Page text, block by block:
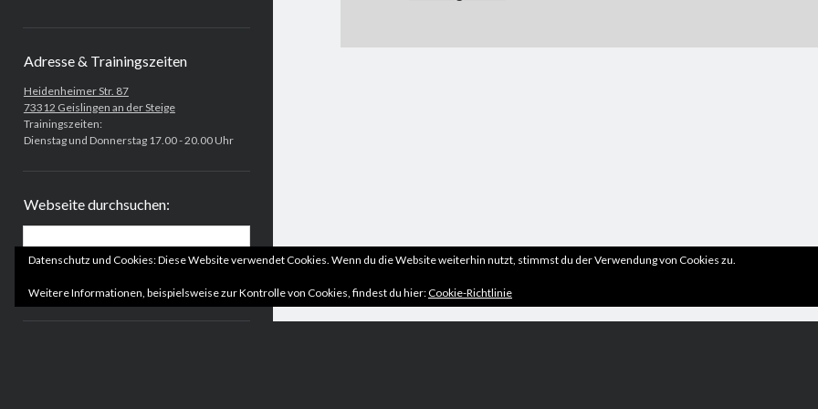
Adresse & Trainingszeiten
Heidenheimer Str. 87
73312 Geislingen an der Steige
Trainingszeiten:
Dienstag und Donnerstag 17.00 - 20.00 Uhr
Webseite durchsuchen:
Datenschutz und Cookies: Diese Website verwendet Cookies. Wenn du die Website weiterhin nutzt, stimmst du der Verwendung von Cookies zu.
Weitere Informationen, beispielsweise zur Kontrolle von Cookies, findest du hier:Cookie-Richtlinie